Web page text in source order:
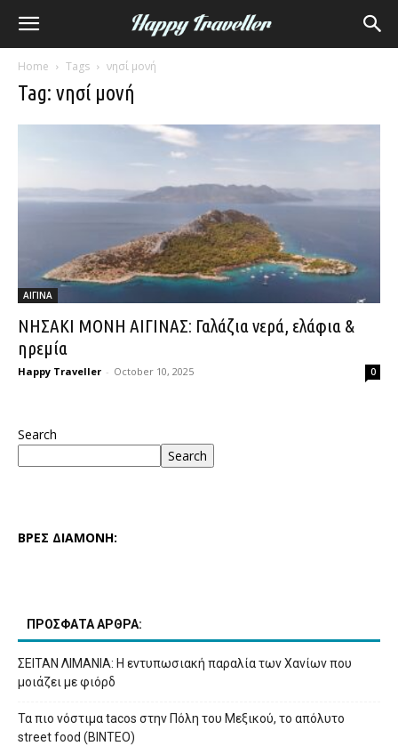
Home Tags νησί μονή
Tag: νησί μονή
ΑΙΓΙΝΑ
ΝΗΣΑΚΙ ΜΟΝΗ ΑΙΓΙΝΑΣ: Γαλάζια νερά, ελάφια &
ηρεμία
Happy Traveller - October 10, 2025 0
Search
Search
ΒΡΕΣ ΔΙΑΜΟΝΗ:
ΠΡΟΣΦΑΤΑ ΑΡΘΡΑ:
ΣΕΙΤΑΝ ΛΙΜΑΝΙΑ: Η εντυπωσιακή παραλία των Χανίων που
μοιάζει με φιόρδ
Τα πιο νόστιμα tacos στην Πόλη του Μεξικού, το απόλυτο
street food (ΒΙΝΤΕΟ)